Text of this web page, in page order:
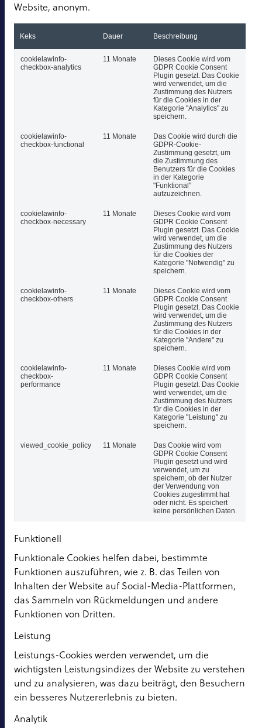
Website, anonym.
Keks Dauer Beschreibung
cookielawinfo-
checkbox-analytics
11 Monate
Dieses Cookie wird vom
GDPR Cookie Consent
Plugin gesetzt. Das Cookie
wird verwendet, um die
Zustimmung des Nutzers
für die Cookies in der
Kategorie "Analytics" zu
speichern.
cookielawinfo-
checkbox-functional
11 Monate
Das Cookie wird durch die
GDPR-Cookie-
Zustimmung gesetzt, um
die Zustimmung des
Benutzers für die Cookies
in der Kategorie
"Funktional"
aufzuzeichnen.
cookielawinfo-
checkbox-necessary
11 Monate
Dieses Cookie wird vom
GDPR Cookie Consent
Plugin gesetzt. Das Cookie
wird verwendet, um die
Zustimmung des Nutzers
für die Cookies der
Kategorie "Notwendig" zu
speichern.
cookielawinfo-
checkbox-others
11 Monate
Dieses Cookie wird vom
GDPR Cookie Consent
Plugin gesetzt. Das Cookie
wird verwendet, um die
Zustimmung des Nutzers
für die Cookies in der
Kategorie "Andere" zu
speichern.
cookielawinfo-
checkbox-
performance
11 Monate
Dieses Cookie wird vom
GDPR Cookie Consent
Plugin gesetzt. Das Cookie
wird verwendet, um die
Zustimmung des Nutzers
für die Cookies in der
Kategorie "Leistung" zu
speichern.
viewed_cookie_policy 11 Monate
Das Cookie wird vom
GDPR Cookie Consent
Plugin gesetzt und wird
verwendet, um zu
speichern, ob der Nutzer
der Verwendung von
Cookies zugestimmt hat
oder nicht. Es speichert
keine persönlichen Daten.
Funktionell
Funktionale Cookies helfen dabei, bestimmte
Funktionen auszuführen, wie z. B. das Teilen von
Inhalten der Website auf Social-Media-Plattformen,
das Sammeln von Rückmeldungen und andere
Funktionen von Dritten.
Leistung
Leistungs-Cookies werden verwendet, um die
wichtigsten Leistungsindizes der Website zu verstehen
und zu analysieren, was dazu beiträgt, den Besuchern
ein besseres Nutzererlebnis zu bieten.
Analytik